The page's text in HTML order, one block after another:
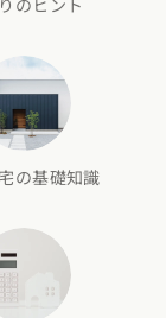
のヒント
の基礎知識
工務店